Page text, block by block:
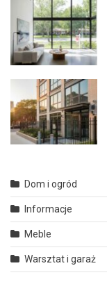
Dom i ogród
Informacje
Meble
Warsztat i garaż